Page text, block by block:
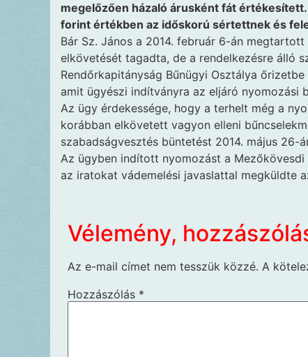
megelőzően házaló árusként fát
forint értékben az időskorú sértettnek és
Bár Sz. János a 2014. február 6-án
elkövetését tagadta, de a rendelkezésre álló
Rendőrkapitányság Bűnügyi Osztálya
amit ügyészi indítványra az eljáró nyomozási
Az ügy érdekessége, hogy a terhelt még a
korábban elkövetett vagyon elleni
szabadságvesztés büntetést 2014. május 26-
Az ügyben indított nyomozást a
az iratokat vádemelési javaslattal megküldte
Vélemény,
Az e-mail címet nem tesszük közzé. A
Hozzászólás *